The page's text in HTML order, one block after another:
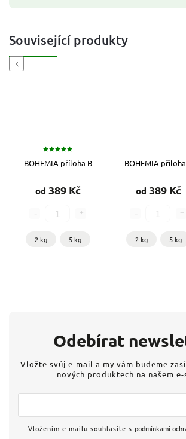
Související produkty
Previous
BOHEMIA příloha B
od 389 Kč
2 kg 5 kg
BOHEMIA
od 389 Kč
2 kg 5 kg
Odebírat
Vložte svůj e-mail a my vám budeme
nových produktech na našem e-
Vložením e-mailu souhlasíte s podmínkami